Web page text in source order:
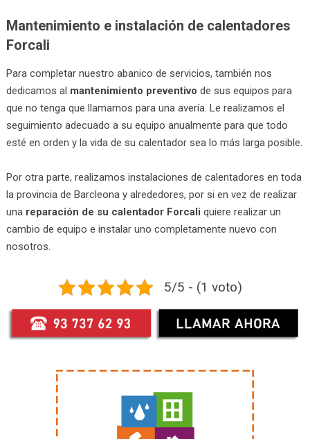
Mantenimiento e instalación de calentadores
Forcali
Para completar nuestro abanico de servicios, también nos
dedicamos al mantenimiento preventivo de sus equipos para
que no tenga que llamarnos para una avería. Le realizamos el
seguimiento adecuado a su equipo anualmente para que todo
esté en orden y la vida de su calentador sea lo más larga posible.
Por otra parte, realizamos instalaciones de calentadores en toda
la provincia de Barcleona y alrededores, por si en vez de realizar
una reparación de su calentador Forcali quiere realizar un
cambio de equipo e instalar uno completamente nuevo con
nosotros.
5/5 - (1 voto)